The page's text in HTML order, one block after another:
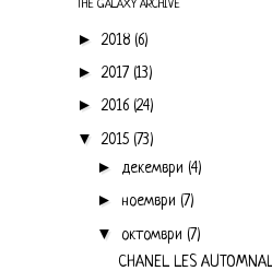
THE GALAXY ARCHIVE
► 2018 (6)
► 2017 (13)
► 2016 (24)
▼ 2015 (73)
► декември (4)
► ноември (7)
▼ октомври (7)
CHANEL LES